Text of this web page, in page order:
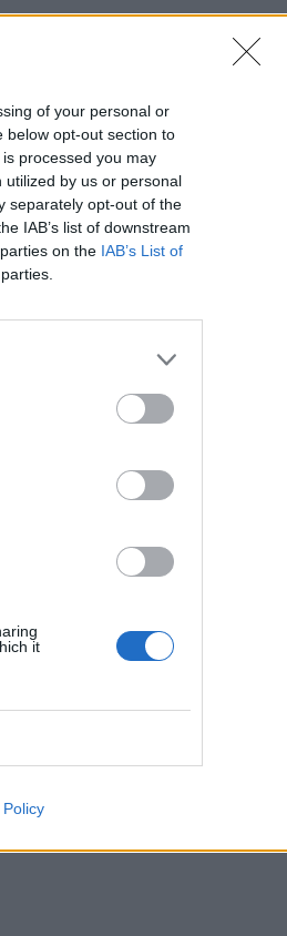
of your personal or
below opt-out section to
processed you may
by us or personal
separately opt-out of the
IAB’s list of downstream
on the IAB’s List of
it